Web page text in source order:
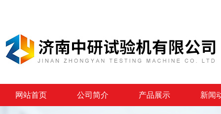
网站首页 公司简介 产品展示 新闻